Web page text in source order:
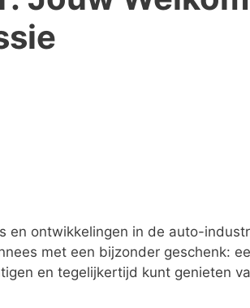
ontwikkelingen in de auto-
met een bijzonder geschenk:
en tegelijkertijd kunt genieten